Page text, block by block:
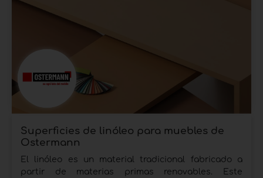
Superficies de linóleo para muebles de
Ostermann
El linóleo es un material tradicional fabricado a
partir de materias primas renovables. Este